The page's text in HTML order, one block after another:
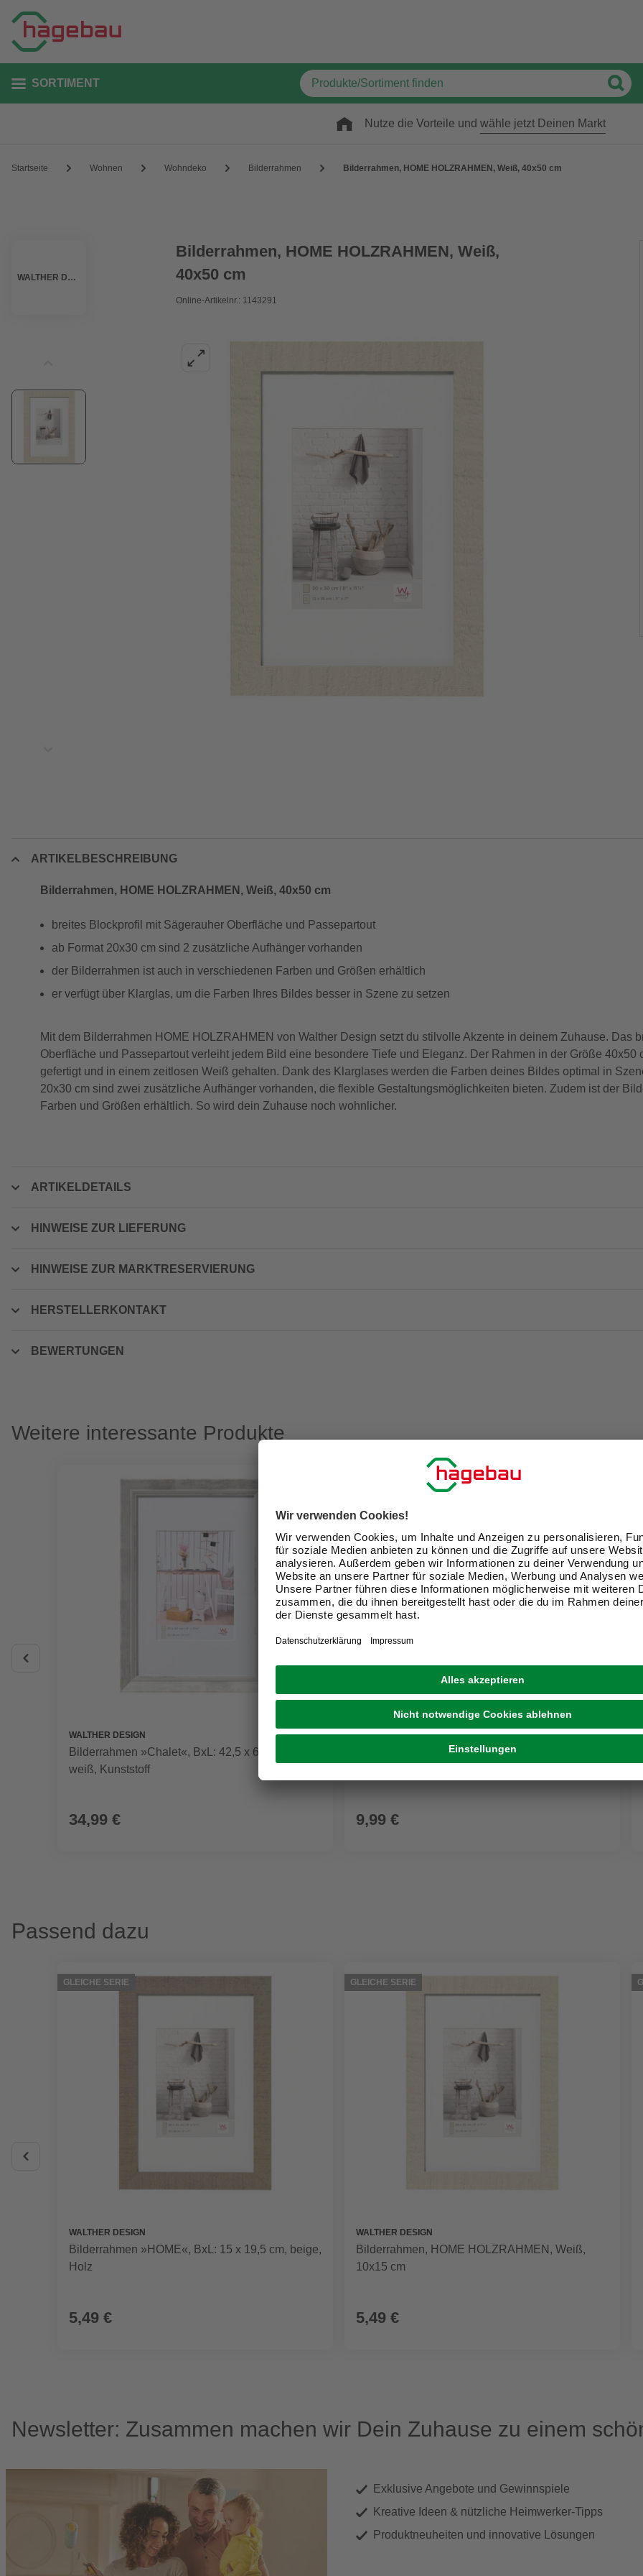
SORTIMENT
Nutze die Vorteile und wähle jetzt Deinen Markt
Startseite Wohnen Wohndeko Bilderrahmen Bilderrahmen, HOME HOLZRAHMEN, Weiß, 40x50 cm
WALTHER DESIGN
Bilderrahmen, HOME HOLZRAHMEN, Weiß,
40x50 cm
Online-Artikelnr.: 1143291
ARTIKELBESCHREIBUNG
Bilderrahmen, HOME HOLZRAHMEN, Weiß, 40x50 cm
breites Blockprofil mit Sägerauher Oberfläche und Passepartout
ab Format 20x30 cm sind 2 zusätzliche Aufhänger vorhanden
der Bilderrahmen ist auch in verschiedenen Farben und Größen erhältlich
er verfügt über Klarglas, um die Farben Ihres Bildes besser in Szene zu setzen
Mit dem Bilderrahmen HOME HOLZRAHMEN von Walther Design setzt du stilvolle Akzente in deinem Zuhause. Das
Oberfläche und Passepartout verleiht jedem Bild eine besondere Tiefe und Eleganz. Der Rahmen in der Größe 40x50
gefertigt und in einem zeitlosen Weiß gehalten. Dank des Klarglases werden die Farben deines Bildes optimal in
20x30 cm sind zwei zusätzliche Aufhänger vorhanden, die flexible Gestaltungsmöglichkeiten bieten. Zudem ist der
Farben und Größen erhältlich. So wird dein Zuhause noch wohnlicher.
ARTIKELDETAILS
HINWEISE ZUR LIEFERUNG
HINWEISE ZUR MARKTRESERVIERUNG
HERSTELLERKONTAKT
BEWERTUNGEN
Weitere interessante Produkte
WALTHER DESIGN
Bilderrahmen »Chalet«, BxL: 42,5 x 62,5 cm,
weiß, Kunststoff
34,99 €
WALTHER DESIGN
Bilderrahmen »HOME«, BxL: 28,6 x 34,5 cm,
9,99 €
Passend dazu
GLEICHE SERIE
WALTHER DESIGN
Bilderrahmen »HOME«, BxL: 15 x 19,5 cm, beige,
Holz
5,49 €
GLEICHE SERIE
WALTHER DESIGN
Bilderrahmen, HOME HOLZRAHMEN, Weiß,
10x15 cm
5,49 €
Newsletter: Zusammen machen wir Dein Zuhause zu einem
Exklusive Angebote und Gewinnspiele
Kreative Ideen & nützliche Heimwerker-Tipps
Produktneuheiten und innovative Lösungen